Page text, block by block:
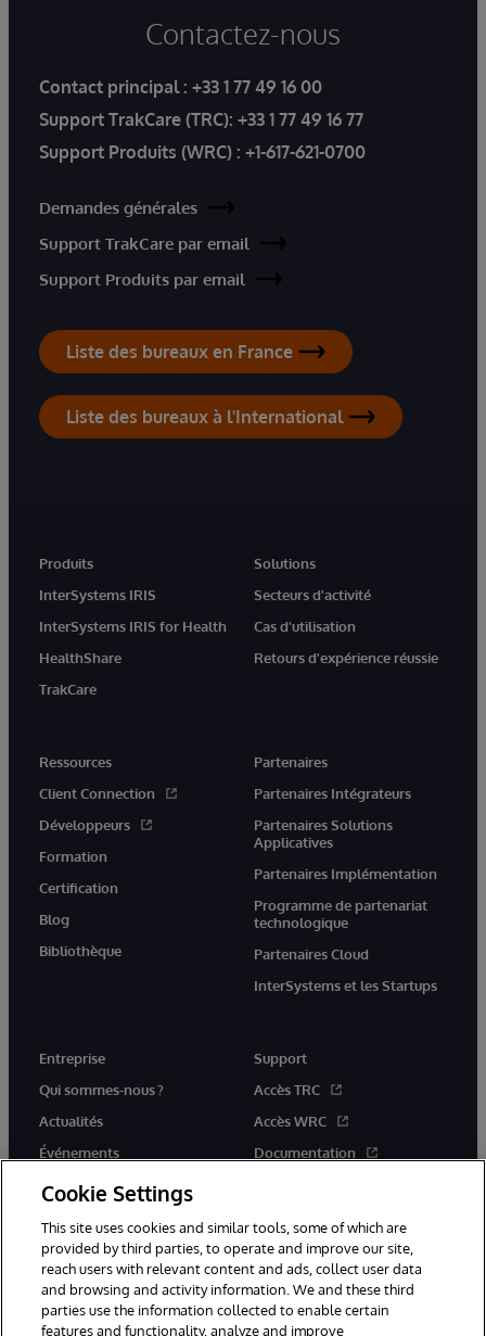
Contactez-nous
Contact principal : +33 1 77 49 16 00
Support TrakCare (TRC): +33 1 77 49 16 77
Support Produits (WRC) : +1-617-621-0700
Demandes générales
Support TrakCare par email
Support Produits par email
Liste des bureaux en France
Liste des bureaux à l'International
Produits
InterSystems IRIS
InterSystems IRIS for Health
HealthShare
TrakCare
Solutions
Secteurs d'activité
Cas d'utilisation
Retours d'expérience réussie
Ressources
Client Connection
Développeurs
Formation
Certification
Blog
Bibliothèque
Partenaires
Partenaires Intégrateurs
Partenaires Solutions
Applicatives
Partenaires Implémentation
Programme de partenariat
technologique
Partenaires Cloud
InterSystems et les Startups
Entreprise
Qui sommes-nous ?
Actualités
Événements
Rejoignez-nous
Support
Accès TRC
Accès WRC
Documentation
© 1996-2026 InterSystems Corporation, Boston, MA. Tous droits
Cookie Settings
This site uses cookies and similar tools, some of which are
provided by third parties, to operate and improve our site,
reach users with relevant content and ads, collect user data
and browsing and activity information. We and these third
parties use the information collected to enable certain
features and functionality, analyze and improve